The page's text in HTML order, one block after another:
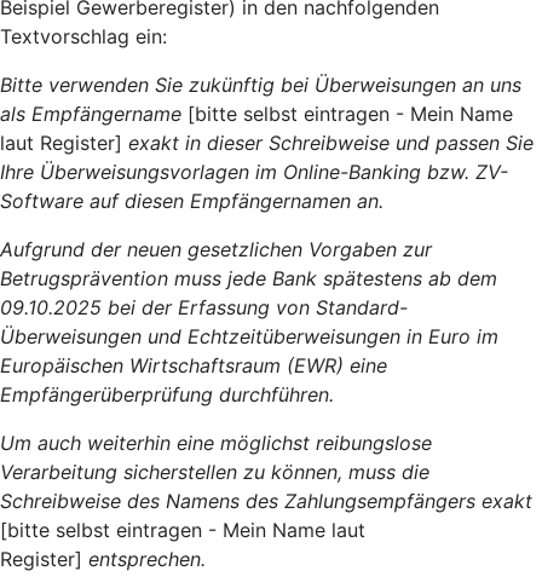
Beispiel Gewerberegister) in den nachfolgenden
Textvorschlag ein:
Bitte verwenden Sie zukünftig bei Überweisungen an uns
als Empfängername [bitte selbst eintragen - Mein Name
laut Register] exakt in dieser Schreibweise und passen Sie
Ihre Überweisungsvorlagen im Online-Banking bzw. ZV-
Software auf diesen Empfängernamen an.
Aufgrund der neuen gesetzlichen Vorgaben zur
Betrugsprävention muss jede Bank spätestens ab dem
09.10.2025 bei der Erfassung von Standard-
Überweisungen und Echtzeitüberweisungen in Euro im
Europäischen Wirtschaftsraum (EWR) eine
Empfängerüberprüfung durchführen.
Um auch weiterhin eine möglichst reibungslose
Verarbeitung sicherstellen zu können, muss die
Schreibweise des Namens des Zahlungsempfängers exakt
[bitte selbst eintragen - Mein Name laut
Register] entsprechen.